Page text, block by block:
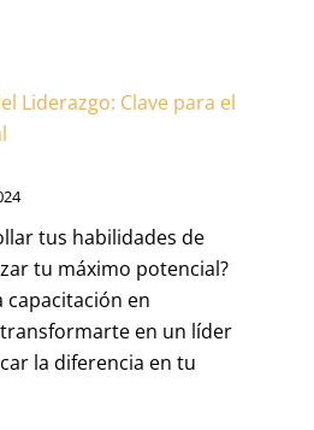
Liderazgo: Clave para el
tus habilidades de
tu máximo potencial?
capacitación en
en un líder
la diferencia en tu